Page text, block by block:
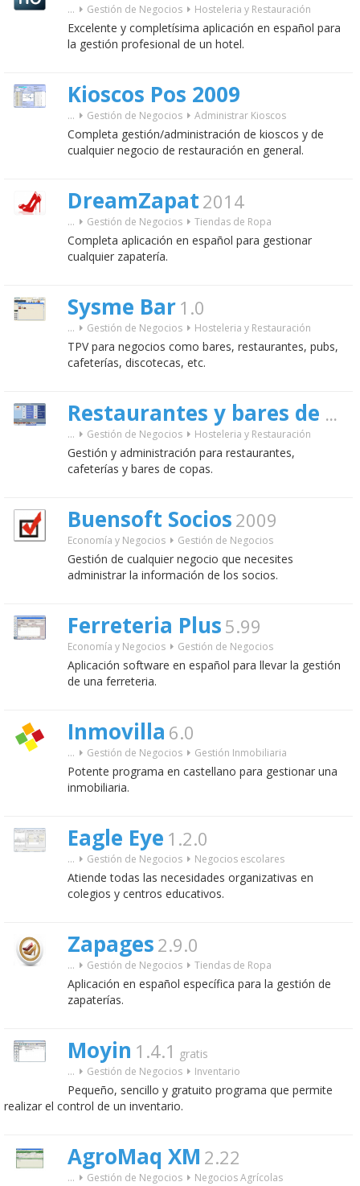
... Gestión de Negocios Hosteleria y Restauración
Excelente y completísima aplicación en español para
la gestión profesional de un hotel.
Kioscos Pos 2009
... Gestión de Negocios Administrar Kioscos
Completa gestión/administración de kioscos y de
cualquier negocio de restauración en general.
DreamZapat 2014
... Gestión de Negocios Tiendas de Ropa
Completa aplicación en español para gestionar
cualquier zapatería.
Sysme Bar 1.0
... Gestión de Negocios Hosteleria y Restauración
TPV para negocios como bares, restaurantes, pubs,
cafeterías, discotecas, etc.
Restaurantes y bares de copas ResNet
... Gestión de Negocios Hosteleria y Restauración
Gestión y administración para restaurantes,
cafeterías y bares de copas.
Buensoft Socios 2009
Economía y Negocios Gestión de Negocios
Gestión de cualquier negocio que necesites
administrar la información de los socios.
Ferreteria Plus 5.99
Economía y Negocios Gestión de Negocios
Aplicación software en español para llevar la gestión
de una ferreteria.
Inmovilla 6.0
... Gestión de Negocios Gestión Inmobiliaria
Potente programa en castellano para gestionar una
inmobiliaria.
Eagle Eye 1.2.0
... Gestión de Negocios Negocios escolares
Atiende todas las necesidades organizativas en
colegios y centros educativos.
Zapages 2.9.0
... Gestión de Negocios Tiendas de Ropa
Aplicación en español específica para la gestión de
zapaterías.
Moyin 1.4.1 gratis
... Gestión de Negocios Inventario
Pequeño, sencillo y gratuito programa que permite
realizar el control de un inventario.
AgroMaq XM 2.22
... Gestión de Negocios Negocios Agrícolas